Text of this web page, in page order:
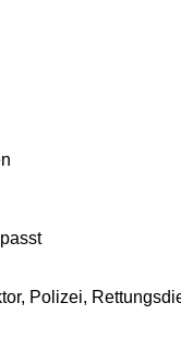
Polizei,